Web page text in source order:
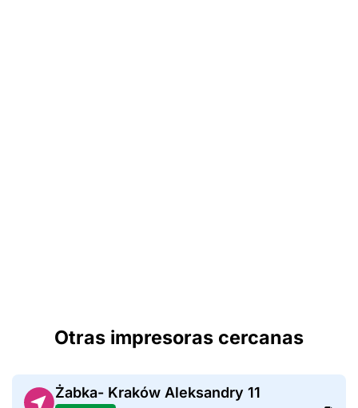
Otras impresoras cercanas
Żabka- Kraków Aleksandry 11